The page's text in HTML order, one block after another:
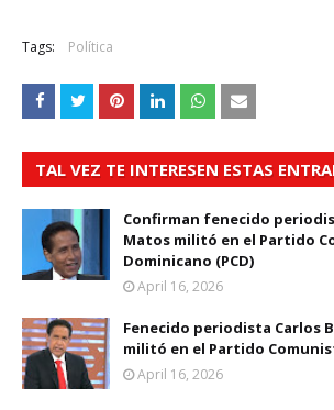
Tags: Política
TAL VEZ TE INTERESEN ESTAS
Confirman fenecido
Matos militó en el Partido
Dominicano (PCD)
April 16, 2026
Fenecido periodista Carlos
militó en el Partido
April 16, 2026